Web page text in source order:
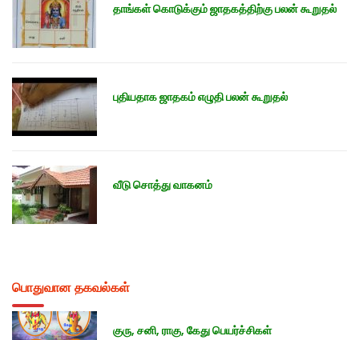
தாங்கள் கொடுக்கும் ஜாதகத்திற்கு பலன் கூறுதல்
புதியதாக ஜாதகம் எழுதி பலன் கூறுதல்
வீடு சொத்து வாகனம்
பொதுவான தகவல்கள்
குரு, சனி, ராகு, கேது பெயர்ச்சிகள்